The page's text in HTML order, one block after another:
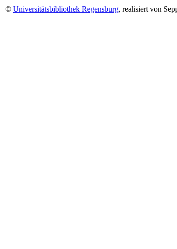
© Universitätsbibliothek Regensburg, realisiert von